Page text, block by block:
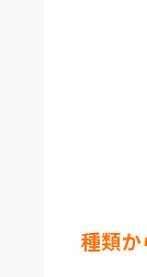
種類